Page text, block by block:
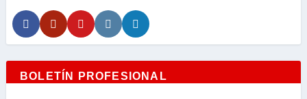
BOLETÍN PROFESIONAL